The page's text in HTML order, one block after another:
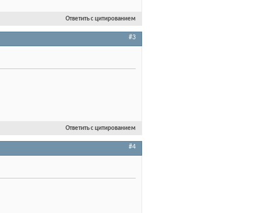
Ответить с цитированием
#3
Ответить с цитированием
#4